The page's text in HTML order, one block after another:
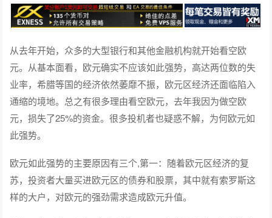
从去年开始，众多的大型银行和其他金融机构就开始看空欧
元。从基本面看，欧元确实不应该如此强势，高达两位数的失
业率，希腊等国的经济依然萎靡不振，欧元区经济还面临陷入
通缩的境地。总之有很多理由看空欧元，去年我因为做空欧
元，损失了25%的资金。很多投机者也疑惑不解，为何欧元如
此强势。
欧元如此强势的主要原因有三个,第一：随着欧元区经济的复
苏，投资者大量买进欧元区的债券和股票，其中就有索罗斯这
样的大户，对欧元的强劲需求造成欧元升值。